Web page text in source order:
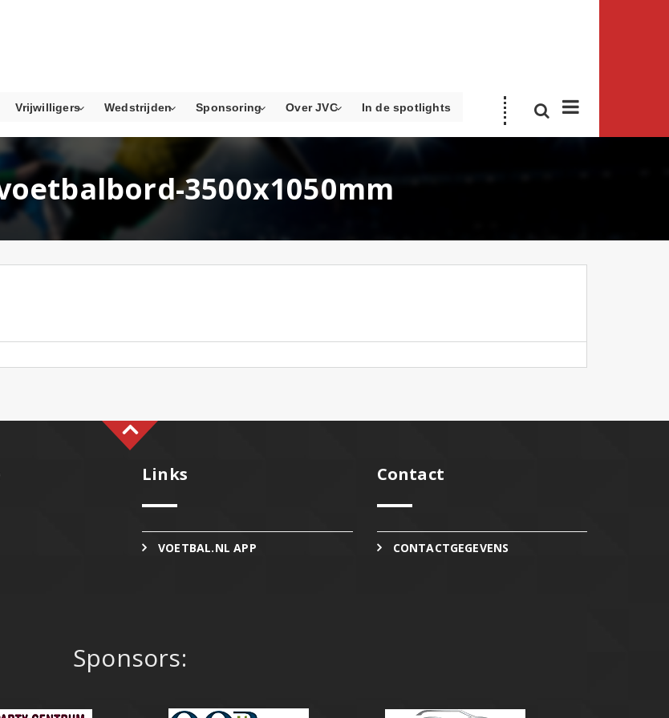
Vrijwilligers Wedstrijden Sponsoring Over JVC In de spotlights
3500x1050mm
Links
VOETBAL.NL APP
Contact
CONTACTGEGEVENS
Sponsors: